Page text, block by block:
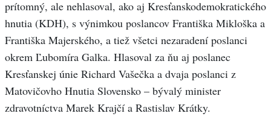
prítomný, ale nehlasoval, ako aj Kresťanskodemokratického
hnutia (KDH), s výnimkou poslancov Františka Mikloška a
Františka Majerského, a tiež všetci nezaradení poslanci
okrem Ľubomíra Galka. Hlasoval za ňu aj poslanec
Kresťanskej únie Richard Vašečka a dvaja poslanci z
Matovičovho Hnutia Slovensko – bývalý minister
zdravotníctva Marek Krajčí a Rastislav Krátky.